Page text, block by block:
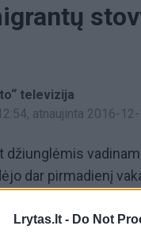
Lrytas.lt - Do Not
televizija
, atnaujinta 2016-
džiunglėmis
dar pirmadienį
10 lūšnų.